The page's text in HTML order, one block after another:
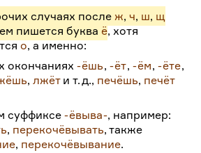
случаях после ж, ч, ш, щ
пишется буква ё, хотя
о, а именно:
окончаниях-ёшь,-ёт,-ём,-ёте,
,лжёти т.д., печёшь, печёт
суффиксе-ёвыва-, например:
, перекочёвывать, также
, перекочёвывание.